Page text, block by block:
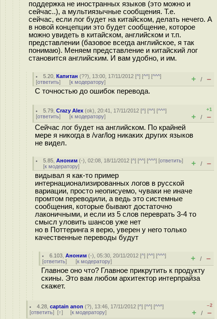
поддержка не иностранных языков (это можно и
сейчас..), а мультиязычные сообщения. Т.е.
сейчас, если лог будет на китайском, делать нечего. А
в новой концепции это будет сообщение, которое
можно увидеть в китайском, английском и т.п.
представлении (базовое всегда английское, я так
понимаю). Меняем представление и китайский лог
становится английским. И вам удобно, и им.
5.20 ,Капитан (??), 13:00, 17/11/2012 [^] [^^] [^^^]
[ответить] [к модератору] + / –
С точностью до ошибок перевода.
5.79 ,Crazy Alex (ok), 20:41, 17/11/2012 [^] [^^] [^^^]
[ответить] [к модератору]
+1
+ / –
Сейчас лог будет на английском. По крайней
мере я никогда в /var/log никаких других языков
не видел.
5.85 ,Аноним (-), 02:08, 18/11/2012 [^] [^^] [^^^] [ответить]
[к модератору] + / –
видывал я как-то пример
интернационализированных логов в русской
вариации, просто неописуемо, чуваки не иначе
промтом переводили, а ведь это системные
сообщения, которые бывают достаточно
лаконичными, и если из 5 слов переврать 3-4 то
смысл уловить шансов уже нет
но в Поттеринга я верю, уверен у него только
качественные переводы будут
6.103 ,Аноним (-), 05:30, 20/11/2012 [^] [^^] [^^^]
[ответить] [к модератору] + / –
Главное оно что? Главное прикрутить к продукту
скины. Это вам любом архитектор интерпрайза
скажет.
4.28 ,captain anon (?), 13:46, 17/11/2012 [^] [^^] [^^^]
[ответить] [↑] [к модератору]
–2
+ / –